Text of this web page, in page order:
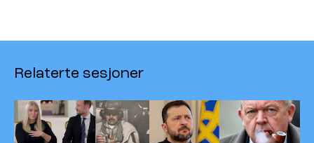
Relaterte sesjoner